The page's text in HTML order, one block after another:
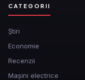
CATEGORII
Ştiri
Economie
Recenzii
Mașini electrice